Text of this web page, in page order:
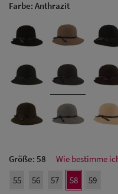
Herren Caps
Herren
Baseball Cpas
Schutz Caps
Farbe: Anthrazit
Größe: 58
Wie bestimme
55
56 57 58 59